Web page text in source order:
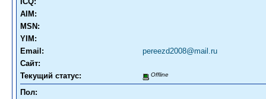
AIM:
MSN:
YIM:
Email:
pereezd2008@mail.ru
Сайт:
Текущий статус:
Offline
Пол: